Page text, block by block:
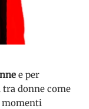
e per
donne come
momenti